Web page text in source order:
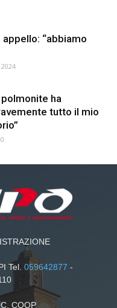
appello: “abbiamo
polmonite ha
tutto il mio
Tel.059642877 -
COOP